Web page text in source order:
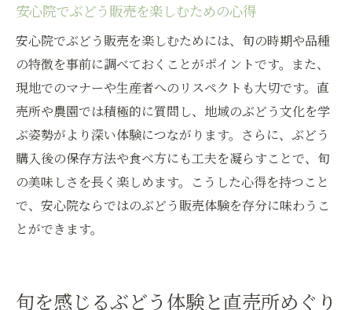
安心院でぶどう販売を楽しむための心得
安心院でぶどう販売を楽しむためには、旬の時期や品種
の特徴を事前に調べておくことがポイントです。また、
現地でのマナーや生産者へのリスペクトも大切です。直
売所や農園では積極的に質問し、地域のぶどう文化を学
ぶ姿勢がより深い体験につながります。さらに、ぶどう
購入後の保存方法や食べ方にも工夫を凝らすことで、旬
の美味しさを長く楽しめます。こうした心得を持つこと
で、安心院ならではのぶどう販売体験を存分に味わうこ
とができます。
旬を感じるぶどう体験と直売所めぐり